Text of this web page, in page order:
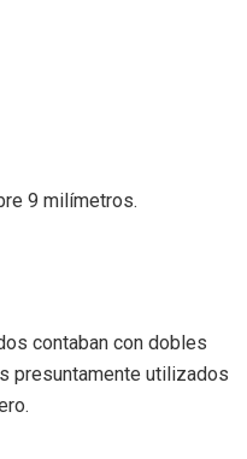
9 milímetros.
contaban con dobles
presuntamente utilizados